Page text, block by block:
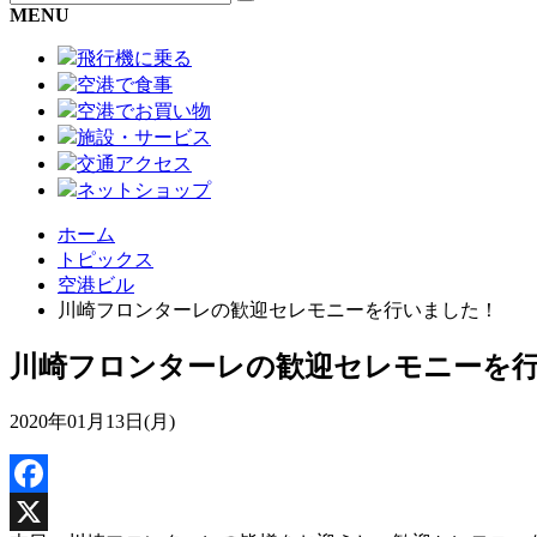
MENU
飛行機に乗る
空港で食事
空港でお買い物
施設・サービス
交通アクセス
ネットショップ
ホーム
トピックス
空港ビル
川崎フロンターレの歓迎セレモニーを行いました！
川崎フロンターレの歓迎セレモニーを
2020年01月13日(月)
Facebook